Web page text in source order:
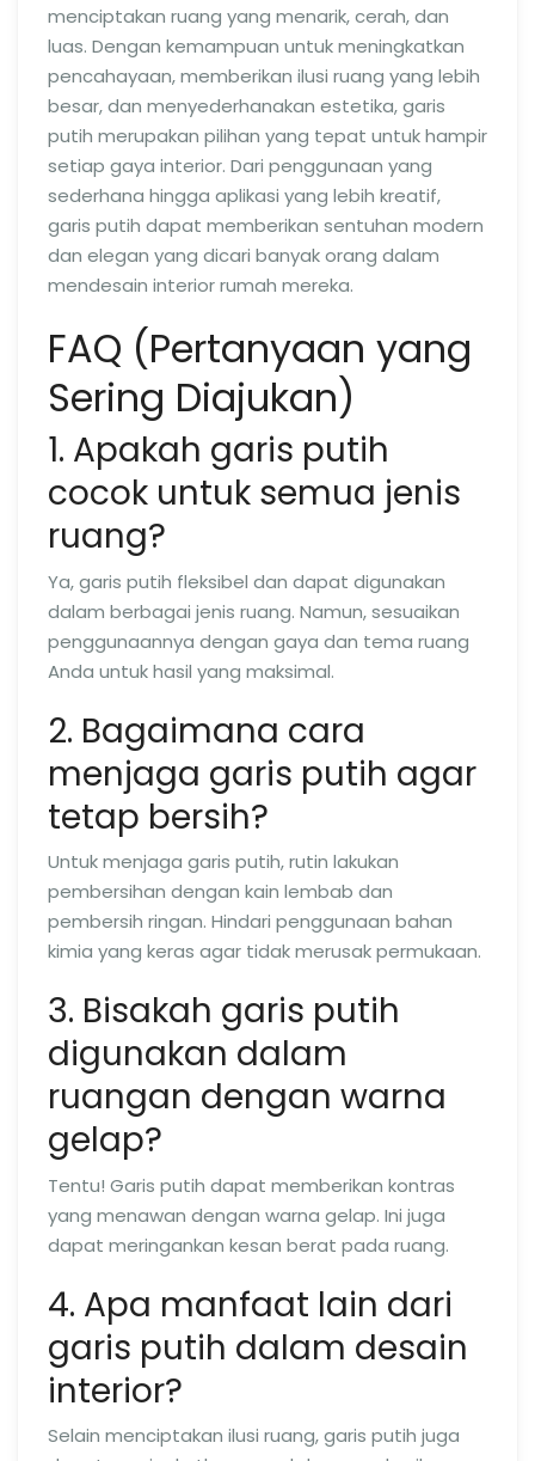
menciptakan ruang yang menarik, cerah, dan
luas. Dengan kemampuan untuk meningkatkan
pencahayaan, memberikan ilusi ruang yang lebih
besar, dan menyederhanakan estetika, garis
putih merupakan pilihan yang tepat untuk hampir
setiap gaya interior. Dari penggunaan yang
sederhana hingga aplikasi yang lebih kreatif,
garis putih dapat memberikan sentuhan modern
dan elegan yang dicari banyak orang dalam
mendesain interior rumah mereka.
FAQ (Pertanyaan yang
Sering Diajukan)
1. Apakah garis putih
cocok untuk semua jenis
ruang?
Ya, garis putih fleksibel dan dapat digunakan
dalam berbagai jenis ruang. Namun, sesuaikan
penggunaannya dengan gaya dan tema ruang
Anda untuk hasil yang maksimal.
2. Bagaimana cara
menjaga garis putih agar
tetap bersih?
Untuk menjaga garis putih, rutin lakukan
pembersihan dengan kain lembab dan
pembersih ringan. Hindari penggunaan bahan
kimia yang keras agar tidak merusak permukaan.
3. Bisakah garis putih
digunakan dalam
ruangan dengan warna
gelap?
Tentu! Garis putih dapat memberikan kontras
yang menawan dengan warna gelap. Ini juga
dapat meringankan kesan berat pada ruang.
4. Apa manfaat lain dari
garis putih dalam desain
interior?
Selain menciptakan ilusi ruang, garis putih juga